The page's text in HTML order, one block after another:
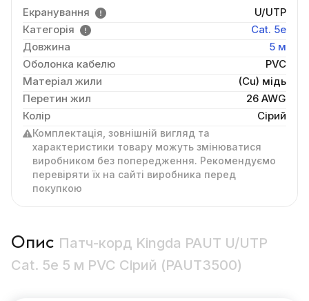
Екранування
U/UTP
Категорія
Cat. 5e
Довжина
5 м
Оболонка кабелю
PVC
Матеріал жили
(Cu) мідь
Перетин жил
26 AWG
Колір
Сірий
Комплектація, зовнішній вигляд та
характеристики товару можуть змінюватися
виробником без попередження. Рекомендуємо
перевіряти їх на сайті виробника перед
покупкою
Опис Патч-корд Kingda PAUT U/UTP
Cat. 5e 5 м PVC Сірий (PAUT3500)